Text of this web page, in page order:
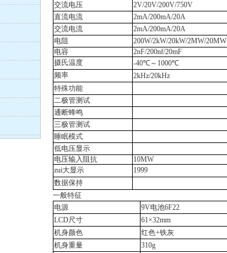
交流电压
2V/20V/200V/750V
直流电流
2mA/200mA/20A
交流电流
2mA/200mA/20A
电阻
200W/2kW/20kW/2MW/20MW
电容
2nF/200nf/20mF
摄氏温度
-40℃～ 1000℃
频率
2kHz/20kHz
特殊功能
二极管测试
通断蜂鸣
三极管测试
睡眠模式
低电压显示
电压输入阻抗
10MW
zui大显示
1999
数据保持
一般特征
电源
9V电池6F22
LCD尺寸
61×32mm
机身颜色
红色+铁灰
机身重量
310g